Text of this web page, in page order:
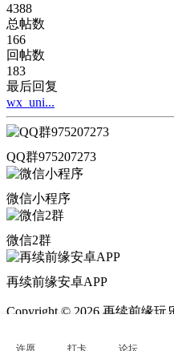
4388
总帖数
166
回帖数
183
最后回复
wx_uni...
QQ群975207273
微信小程序
微信2群
再续前缘安卓APP
Copyright © 2026 再续前缘玩
42011202002436号
许愿 打卡 论坛